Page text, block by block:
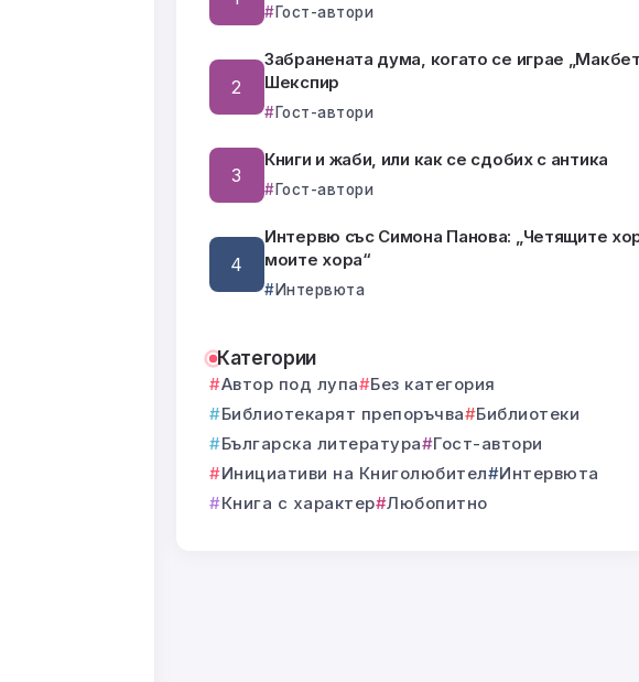
Гост-автори
Забранената дума, когато се играе
Шекспир
Гост-автори
Книги и жаби, или как се сдобих с антика
Гост-автори
Интервю със Симона Панова: „Четящите
моите хора“
Интервюта
Категории
Автор под лупа
Без категория
Библиотекарят препоръчва
Библиотеки
Българска литература
Гост-автори
Инициативи на Книголюбител
Интервюта
Книга с характер Любопитно